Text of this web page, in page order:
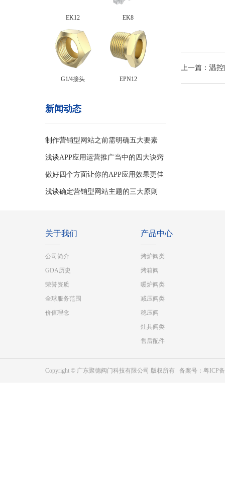
EK12 EK8
G1/4接头 EPN12
新闻动态
制作营销型网站之前需明确五大要素
浅谈APP应用运营推广当中的四大诀窍
做好四个方面让你的APP应用效果更佳
浅谈确定营销型网站主题的三大原则
上一篇： 温
关于我们
公司简介
GDA历史
荣誉资质
全球服务范围
价值理念
产品中心
烤炉阀类
烤箱阀
暖炉阀类
减压阀类
稳压阀
灶具阀类
售后配件
Copyright © 广东聚德阀门科技有限公司 版权所有 备案号： 粤ICP